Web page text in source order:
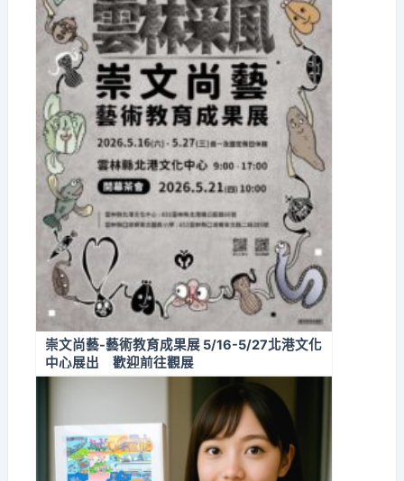
崇文尚藝-藝術教育成果展 5/16-5/27北港文化
中心展出 歡迎前往觀展